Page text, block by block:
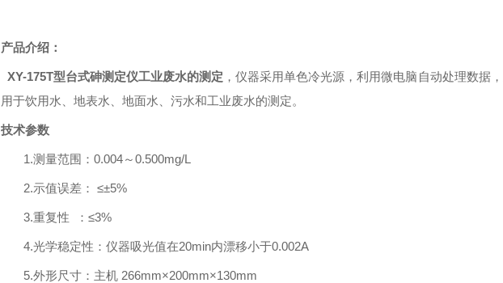
产品介绍：
XY-175T型台式砷测定仪工业废水的测定 ，仪器采用单色冷光源，利用微电脑自动处理数据
用于饮用水、地表水、地面水、污水和工业废水的测定。
技术参数
1.测量范围： 0.004～0.500mg/L
2.示值误差： ≤±5%
3.重复性 ： ≤3%
4.光学稳定性：仪器吸光值在20min内漂移小于0.002A
5.外形尺寸：主机 266mm×200mm×130mm